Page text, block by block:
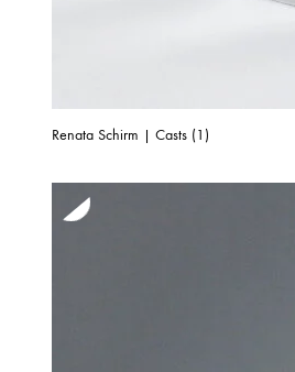
Renata Schirm | Casts (1)